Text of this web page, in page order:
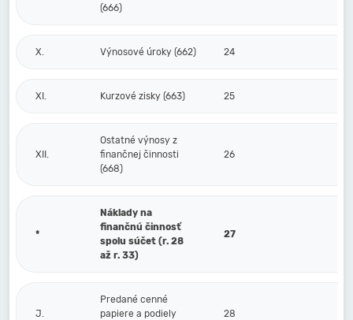
(666)
X. Výnosové úroky (662) 24
XI. Kurzové zisky (663) 25
XII.
Ostatné výnosy z
finančnej činnosti
(668)
26
*
Náklady na
finančnú činnosť
spolu súčet (r. 28
až r. 33)
27
J.
Predané cenné
papiere a podiely
28